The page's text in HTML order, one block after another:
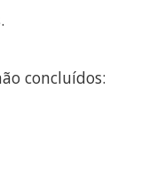
concluídos: